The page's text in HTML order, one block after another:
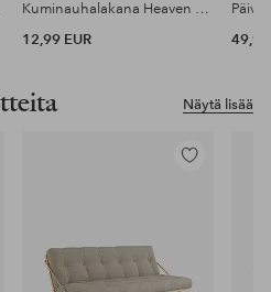
Kuminauhalakana Heaven puuvillaa
12,99 EUR
49,99
Näytä lisää
Lisää